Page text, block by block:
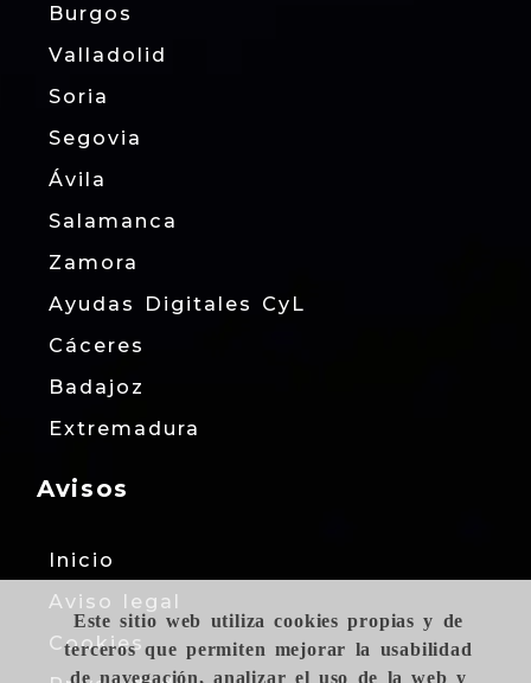
Este sitio web utiliza cookies propias y de
terceros que permiten mejorar la usabilidad
de navegación, analizar el uso de la web y
Burgos
Valladolid
Soria
Segovia
Ávila
Salamanca
Zamora
Ayudas Digitales CyL
Cáceres
Badajoz
Extremadura
Avisos
Inicio
Aviso legal
Cookies